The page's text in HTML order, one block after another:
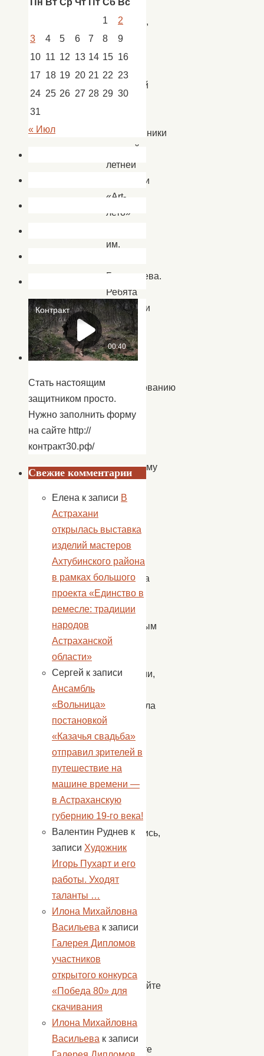
Сегодня,
8
июня,
Центр
народной
воспитанники
детской
летней
площадки
«Art-
лето»
им.
Балакирева.
Ребята
побывали
на
мастер-
классах
декорированию
ткани
методом
гончарному
а
уютной
русской
избе
хозяюшка
напоила
детей
ароматным
чаем
бубликами,
рассказала
о
том,
как
жили
на
Руси,
чем
занимались,
в
какие
игры
ребята
в
давние
Оставляйте
заявки
приходите
Пн Вт Ср Чт Пт Сб Вс
1
2
3
4 5 6 7 8
9
10 11 12 13 14 15 16
17 18 19 20 21 22 23
24 25 26 27 28 29 30
31
« Июл
Стать настоящим
защитником просто.
Нужно заполнить форму
на сайте http://
контракт30.рф/
Свежие комментарии
Елена к записи В
Астрахани
открылась выставка
изделий мастеров
Ахтубинского района
в рамках большого
проекта «Единство в
ремесле: традиции
народов
Астраханской
области»
Сергей к записи
Ансамбль
«Вольница»
постановкой
«Казачья свадьба»
отправил зрителей в
путешествие на
машине времени —
в Астраханскую
губернию 19-го века!
Валентин Руднев к
записи Художник
Игорь Пухарт и его
работы. Уходят
таланты …
Илона Михайловна
Васильева к записи
Галерея Дипломов
участников
открытого конкурса
«Победа 80» для
скачивания
Илона Михайловна
Васильева к записи